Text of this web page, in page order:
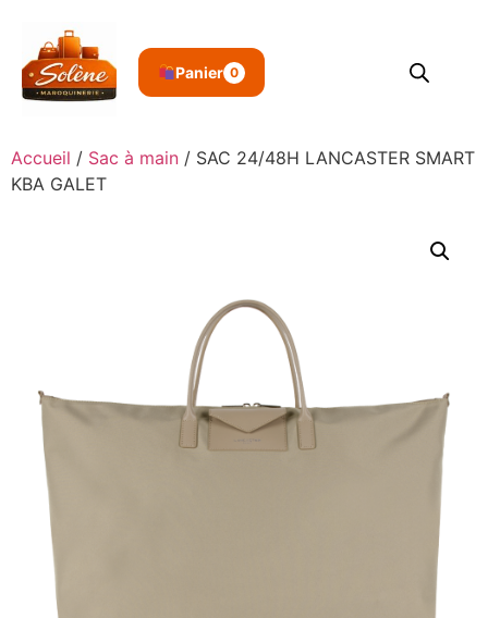
Panier 0
Accueil / Sac à main / SAC 24/48H LANCASTER SMART
KBA GALET